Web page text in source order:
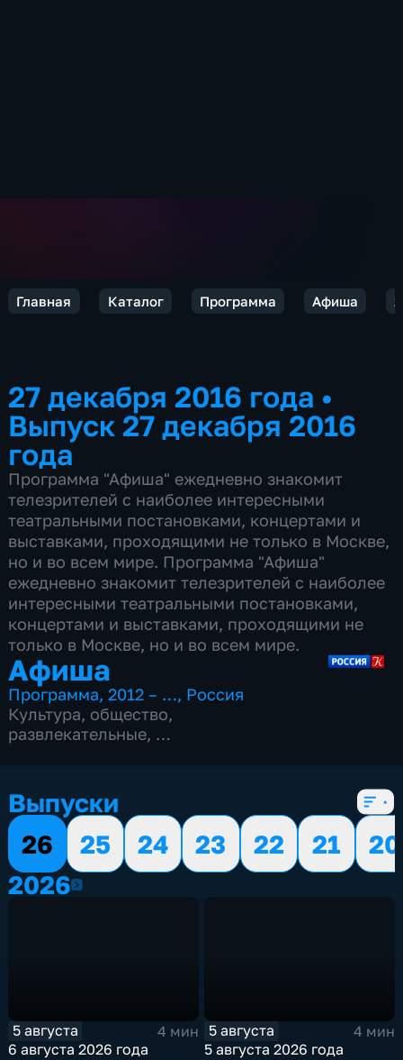
Главная Каталог Программа Афиша
27 декабря 2016 года •
Выпуск 27 декабря 2016
года
Программа "Афиша" ежедневно знакомит
телезрителей с наиболее интересными
театральными постановками, концертами и
выставками, проходящими не только в Москве,
но и во всем мире. Программа "Афиша"
ежедневно знакомит телезрителей с наиболее
интересными театральными постановками,
концертами и выставками, проходящими не
только в Москве, но и во всем мире.
Афиша
Программа,2012 – …, Россия
Культура, общество,
развлекательные,
Выпуски
26
25 24 23 22 21
20
20262026
5 августа
4 мин
6 августа 2026 года
5 августа
4 мин
5 августа 2026 года